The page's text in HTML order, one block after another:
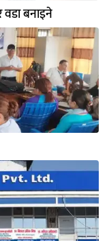
वडा बनाइने